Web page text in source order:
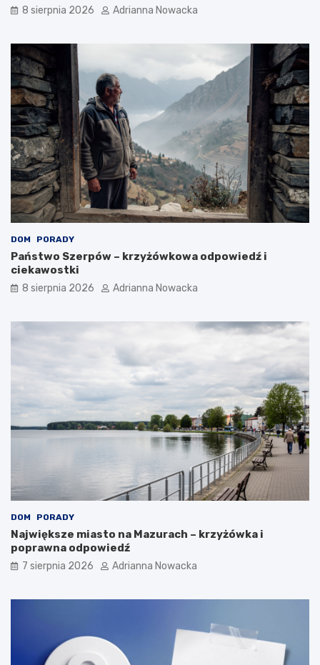
n
ś
w
i
e
c
i
e
?
a
a
n
i
a
8 sierpnia 2026 Adrianna Nowacka
DOM PORADY
Państwo Szerpów – krzyżówkowa odpowiedź i
ciekawostki
8 sierpnia 2026 Adrianna Nowacka
DOM PORADY
Największe miasto na Mazurach – krzyżówka i
poprawna odpowiedź
7 sierpnia 2026 Adrianna Nowacka